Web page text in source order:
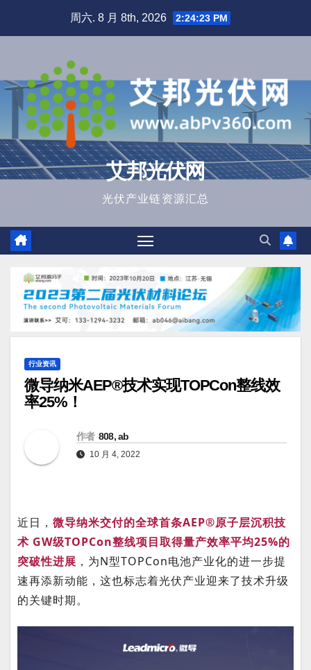
周六. 8 月 8th, 2026 2:24:24 PM
艾邦光伏网
光伏产业链资源汇总
行业资讯
微导纳米AEP®技术实现TOPCon整线效
率25%！
作者 808, ab
10 月 4, 2022
近日， 微导纳米交付的全球首条AEP®原子层沉积技
术 GW级TOPCon整线项目取得量产效率平均25%的
突破性进展 ，为N型TOPCon电池产业化的进一步提
速再添新动能，这也标志着光伏产业迎来了技术升级
的关键时期。